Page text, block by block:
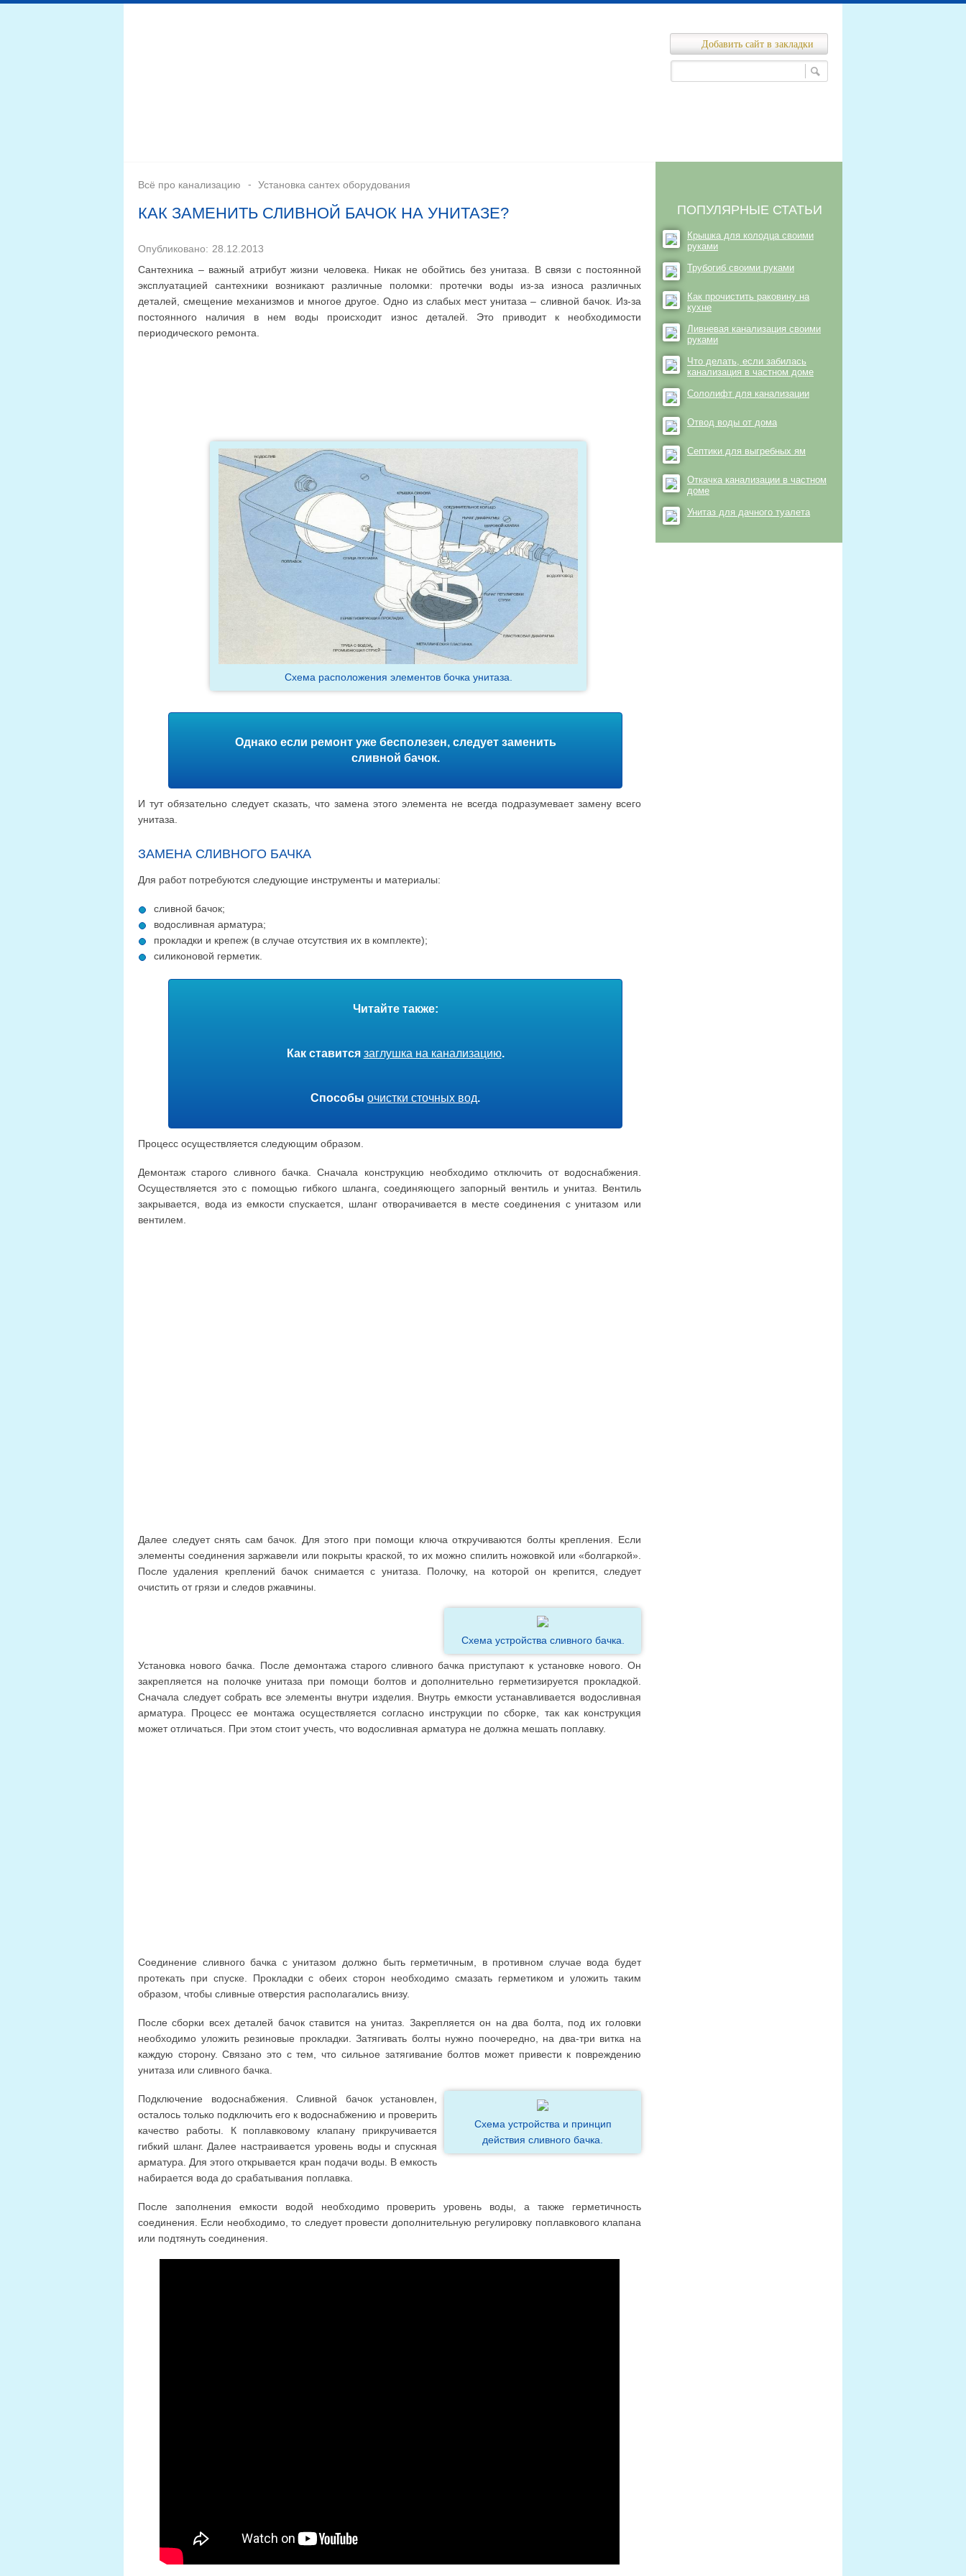
Добавить сайт в закладки
Всё про канализацию Установка сантех оборудования
КАК ЗАМЕНИТЬ СЛИВНОЙ БАЧОК НА УНИТАЗЕ?
Опубликовано: 28.12.2013
Сантехника – важный атрибут жизни человека. Никак не обойтись без унитаза. В связи с постоянной
эксплуатацией сантехники возникают различные поломки: протечки воды из-за износа различных
деталей, смещение механизмов и многое другое. Одно из слабых мест унитаза – сливной бачок. Из-за
постоянного наличия в нем воды происходит износ деталей. Это приводит к необходимости
периодического ремонта.
Схема расположения элементов бочка унитаза.
Однако если ремонт уже бесполезен, следует заменить
сливной бачок.
И тут обязательно следует сказать, что замена этого элемента не всегда подразумевает замену всего
унитаза.
ЗАМЕНА СЛИВНОГО БАЧКА
Для работ потребуются следующие инструменты и материалы:
сливной бачок;
водосливная арматура;
прокладки и крепеж (в случае отсутствия их в комплекте);
силиконовой герметик.
Читайте также:
Как ставится заглушка на канализацию.
Способы очистки сточных вод.
Процесс осуществляется следующим образом.
Демонтаж старого сливного бачка. Сначала конструкцию необходимо отключить от водоснабжения.
Осуществляется это с помощью гибкого шланга, соединяющего запорный вентиль и унитаз. Вентиль
закрывается, вода из емкости спускается, шланг отворачивается в месте соединения с унитазом или
вентилем.
Далее следует снять сам бачок. Для этого при помощи ключа откручиваются болты крепления. Если
элементы соединения заржавели или покрыты краской, то их можно спилить ножовкой или «болгаркой».
После удаления креплений бачок снимается с унитаза. Полочку, на которой он крепится, следует
очистить от грязи и следов ржавчины.
Схема устройства сливного бачка.
Установка нового бачка. После демонтажа старого сливного бачка приступают к установке нового. Он
закрепляется на полочке унитаза при помощи болтов и дополнительно герметизируется прокладкой.
Сначала следует собрать все элементы внутри изделия. Внутрь емкости устанавливается водосливная
арматура. Процесс ее монтажа осуществляется согласно инструкции по сборке, так как конструкция
может отличаться. При этом стоит учесть, что водосливная арматура не должна мешать поплавку.
Соединение сливного бачка с унитазом должно быть герметичным, в противном случае вода будет
протекать при спуске. Прокладки с обеих сторон необходимо смазать герметиком и уложить таким
образом, чтобы сливные отверстия располагались внизу.
После сборки всех деталей бачок ставится на унитаз. Закрепляется он на два болта, под их головки
необходимо уложить резиновые прокладки. Затягивать болты нужно поочередно, на два-три витка на
каждую сторону. Связано это с тем, что сильное затягивание болтов может привести к повреждению
унитаза или сливного бачка.
Схема устройства и принцип
действия сливного бачка.
Подключение водоснабжения. Сливной бачок установлен,
осталось только подключить его к водоснабжению и проверить
качество работы. К поплавковому клапану прикручивается
гибкий шланг. Далее настраивается уровень воды и спускная
арматура. Для этого открывается кран подачи воды. В емкость
набирается вода до срабатывания поплавка.
После заполнения емкости водой необходимо проверить уровень воды, а также герметичность
соединения. Если необходимо, то следует провести дополнительную регулировку поплавкового клапана
или подтянуть соединения.
ПОПУЛЯРНЫЕ СТАТЬИ
Крышка для колодца своими
руками
Трубогиб своими руками
Как прочистить раковину на
кухне
Ливневая канализация своими
руками
Что делать, если забилась
канализация в частном доме
Сололифт для канализации
Отвод воды от дома
Септики для выгребных ям
Откачка канализации в частном
доме
Унитаз для дачного туалета